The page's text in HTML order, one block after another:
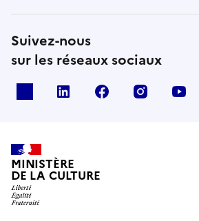
Suivez-nous
sur les réseaux sociaux
linkedin facebook instagram
MINISTÈRE
DE LA CULTURE